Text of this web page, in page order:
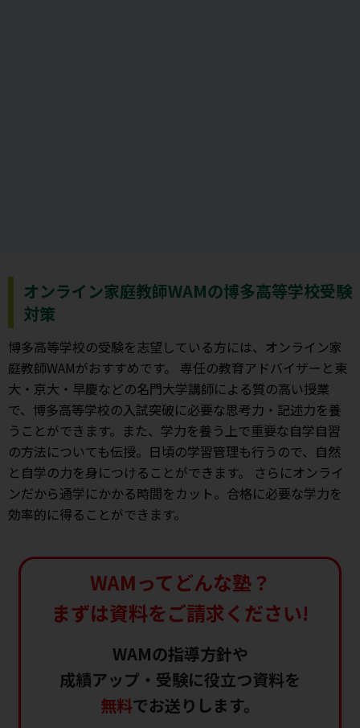
オンライン家庭教師WAMの博多高等学校受験
対策
博多高等学校の受験を志望している方には、オンライン家
庭教師WAMがおすすめです。 専任の教育アドバイザーと東
大・京大・早慶などの名門大学講師による質の高い授業
で、博多高等学校の入試突破に必要な思考力・記述力を養
うことができます。また、学力を養う上で重要な自学自習
の方法についても伝授。日頃の学習管理も行うので、自然
と自学の力を身につけることができます。 さらにオンライ
ンだから通学にかかる時間をカット。合格に必要な学力を
効率的に得ることができます。
WAMってどんな塾？
まずは資料をご請求ください!
WAMの指導方針や
成績アップ・受験に役立つ資料を
無料でお送りします。